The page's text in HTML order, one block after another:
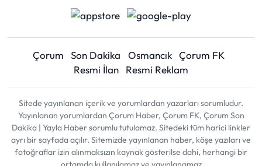
Çorum Son Dakika Osmancık Çorum FK
Resmi İlan
Resmi Reklam
Sitede yayınlanan içerik ve yorumlardan yazarları sorumludur.
Yayınlanan yorumlardan Çorum Haber, Çorum FK, Çorum Son
Dakika | Yayla Haber sorumlu tutulamaz. Sitedeki tüm harici linkler
ayrı bir sayfada açılır. Sitemizde yayınlanan haber, köşe yazıları ve
fotoğraflar izin alınmaksızın kaynak gösterilse dahi, herhangi bir